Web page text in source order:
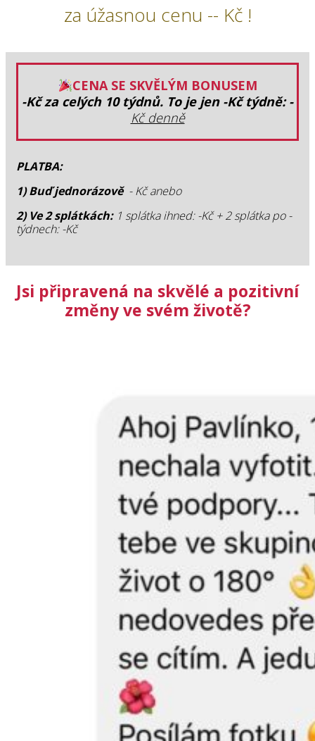
za úžasnou cenu -- Kč !
CENA SE SKVĚLÝM BONUSEM
-Kč za celých 10 týdnů. To je jen -Kčtýdně: -
Kč denně
PLATBA:
1) Buď jednorázově- Kč anebo
2) Ve 2 splátkách:1 splátka ihned: -Kč + 2 splátka po -
týdnech: -Kč
Jsi připravená na skvělé a pozitivní
změny ve svém životě?